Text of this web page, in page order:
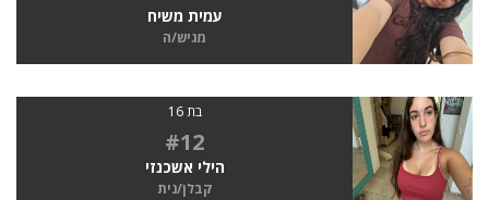
עמית משיח
מגיש/ה
בת 16
#12
הילי אשכנזי
קבלן/נית